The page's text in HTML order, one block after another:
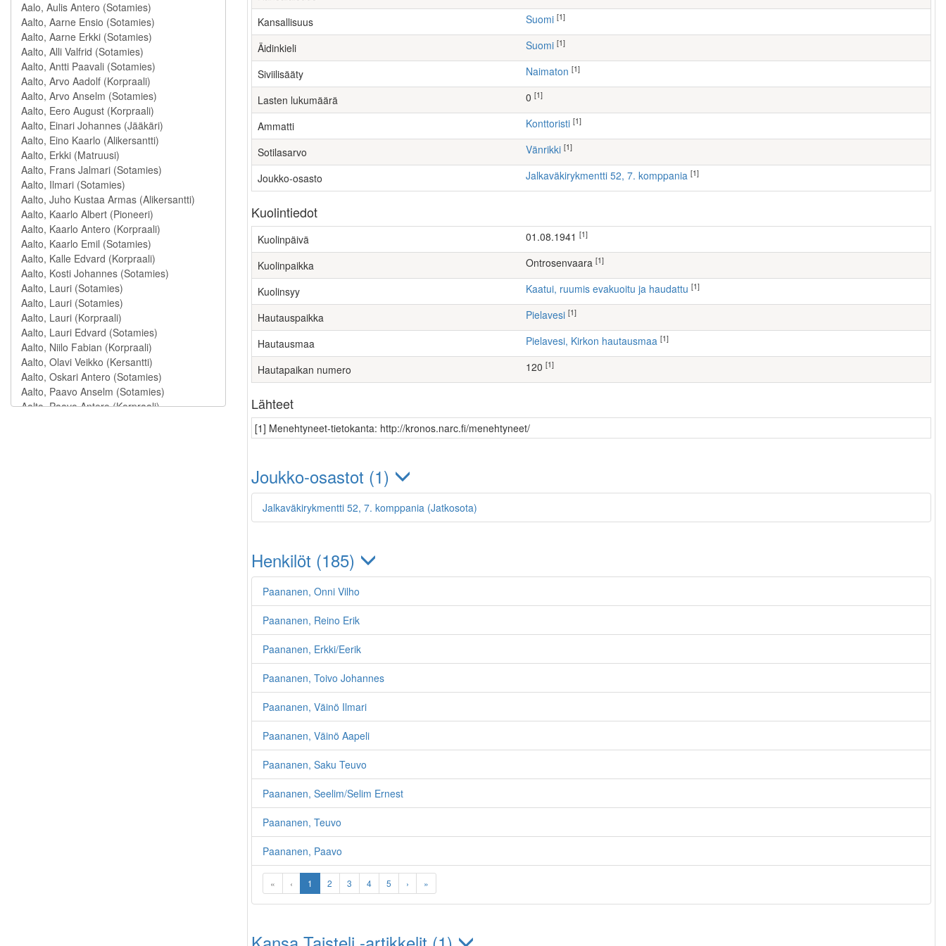
Kansallisuus Suomi [1]
Äidinkieli Suomi [1]
Siviilisääty Naimaton [1]
Lasten lukumäärä [1]
Ammatti konttoristi [1]
Sotilasarvo Vänrikki [1]
Joukko-osasto Jalkaväkirykmentti 52, 7. komppania [1]
Kuolintiedot
Kuolinpäivä 01.08.1941 [1]
Kuolinpaikka Ontrosenvaara [1]
Kuolinsyy Kaatui, ruumis evakuoitu ja haudattu [1]
Hautauspaikka Pielavesi [1]
Hautausmaa Pielavesi, Kirkon hautausmaa [1]
Hautapaikan numero 120 [1]
Lähteet
[1] Menehtyneet-tietokanta: http://kronos.narc.fi/menehtyneet/
Joukko-osastot (1)
Jalkaväkirykmentti 52, 7. komppania (Jatkosota)
Henkilöt (185)
Paananen, Onni Vilho
Paananen, Reino Erik
Paananen, Erkki/Eerik
Paananen, Toivo Johannes
Paananen, Väinö Ilmari
Paananen, Väinö Aapeli
Paananen, Saku Teuvo
Paananen, Seelim/Selim Ernest
Paananen, Teuvo
Paananen, Paavo
« ‹ 1 2 3 4 5 › »